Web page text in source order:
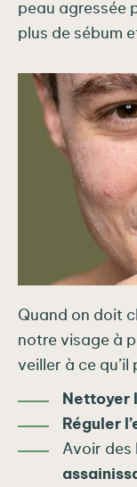
peau agressée
plus de sébum
Quand on doit
notre visage à
veiller à ce qu’il
Nettoyer
Réguler
Avoir des